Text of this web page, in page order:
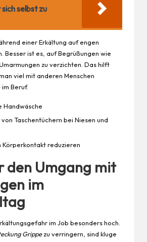
selbst zu
einer Erkältung auf engen
Besser ist es, auf Begrüßungen wie
zu verzichten. Das hilft
viel mit anderen Menschen
Beruf.
Handwäsche
Taschentüchern bei Niesen und
Körperkontakt reduzieren
den Umgang mit
im
im Job besonders hoch.
Grippezu verringern, sind kluge